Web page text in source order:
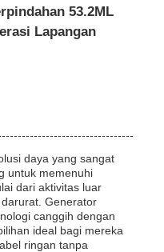
53.2ML
Lapangan
daya yang sangat
untuk memenuhi
dari aktivitas luar
Generator
canggih dengan
ideal bagi mereka
ringan tanpa